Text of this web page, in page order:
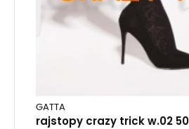
GATTA
rajstopy crazy trick w.02